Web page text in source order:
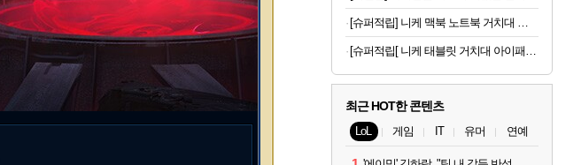
[슈퍼적립[ 니케 태블릿 거치대 아이패드 거치대 침대 갤럭시탭 패드 The Comfy
최근 HOT한 콘텐츠
LoL 게임 IT 유머 연예